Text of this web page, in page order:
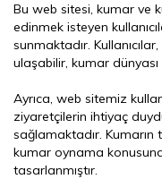
Bu web sitesi, kumar ve
edinmek isteyen
sunmaktadır.
ulaşabilir, kumar
Ayrıca, web sitemiz
ziyaretçilerin ihtiyaç
sağlamaktadır.
kumar oynama
tasarlanmıştır.